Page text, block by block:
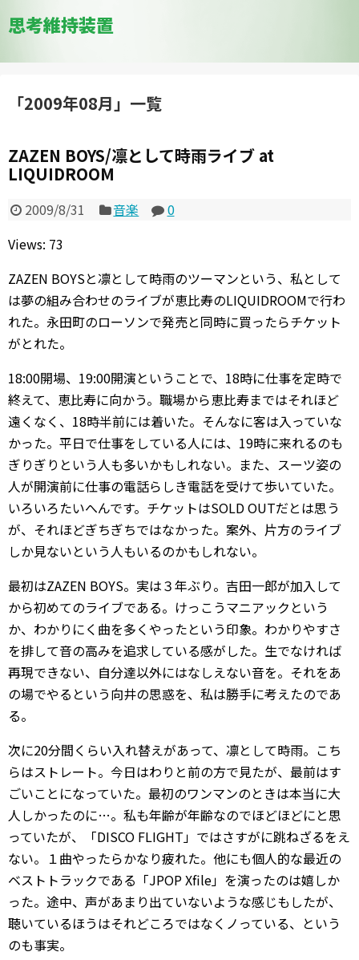
思考維持装置
「2009年08月」 一覧
ZAZEN BOYS/凛として時雨ライブ at
LIQUIDROOM
2009/8/31 音楽
0
Views: 73
ZAZEN BOYSと凛として時雨のツーマンという、私として
は夢の組み合わせのライブが恵比寿のLIQUIDROOMで行わ
れた。永田町のローソンで発売と同時に買ったらチケット
がとれた。
18:00開場、19:00開演ということで、18時に仕事を定時で
終えて、恵比寿に向かう。職場から恵比寿まではそれほど
遠くなく、18時半前には着いた。そんなに客は入っていな
かった。平日で仕事をしている人には、19時に来れるのも
ぎりぎりという人も多いかもしれない。また、スーツ姿の
人が開演前に仕事の電話らしき電話を受けて歩いていた。
いろいろたいへんです。チケットはSOLD OUTだとは思う
が、それほどぎちぎちではなかった。案外、片方のライブ
しか見ないという人もいるのかもしれない。
最初はZAZEN BOYS。実は３年ぶり。吉田一郎が加入して
から初めてのライブである。けっこうマニアックという
か、わかりにく曲を多くやったという印象。わかりやすさ
を排して音の高みを追求している感がした。生でなければ
再現できない、自分達以外にはなしえない音を。それをあ
の場でやるという向井の思惑を、私は勝手に考えたのであ
る。
次に20分間くらい入れ替えがあって、凛として時雨。こち
らはストレート。今日はわりと前の方で見たが、最前はす
ごいことになっていた。最初のワンマンのときは本当に大
人しかったのに…。私も年齢が年齢なのでほどほどにと思
っていたが、「DISCO FLIGHT」ではさすがに跳ねざるをえ
ない。１曲やったらかなり疲れた。他にも個人的な最近の
ベストトラックである「JPOP Xfile」を演ったのは嬉しか
った。途中、声があまり出ていないような感じもしたが、
聴いているほうはそれどころではなくノっている、という
のも事実。